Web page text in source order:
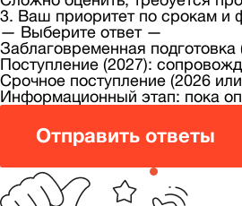
3. Ваш приоритет по срокам и
— Выберите ответ —
Заблаговременная подготовка
Поступление (2027):
Срочное поступление (2026
Информационный этап: пока
Отправить ответы